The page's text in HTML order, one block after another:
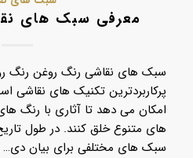
معرفی سبک های
سبک های نقاشی رنگ روغن رنگ
پرکاربردترین تکنیک های نقاشی
امکان می دهد تا آثاری با رنگ
های متنوع خلق کنند. در طول
سبک های مختلفی برای بیان دی…